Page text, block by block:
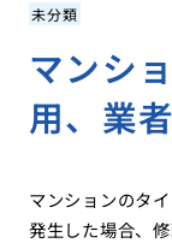
未分類
マンシ
用、業
マンションのタ
発生した場合、